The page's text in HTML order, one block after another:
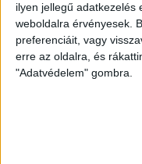
ilyen jellegű adatkezelés
weboldalra érvényesek.
preferenciáit, vagy
erre az oldalra, és
"Adatvédelem" gombra.
ZÖLDINFÓ 10
Hőségriasztás
miközben
ZÖLD